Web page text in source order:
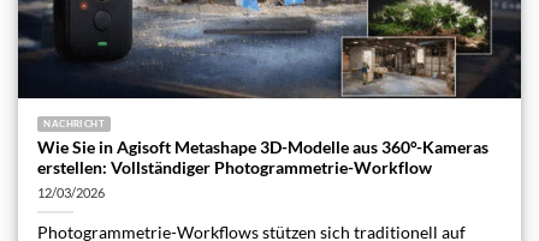
NACHRICHT
Wie Sie in Agisoft Metashape 3D-Modelle aus 360°-Kameras
erstellen: Vollständiger Photogrammetrie-Workflow
12/03/2026
Photogrammetrie-Workflows stützen sich traditionell auf